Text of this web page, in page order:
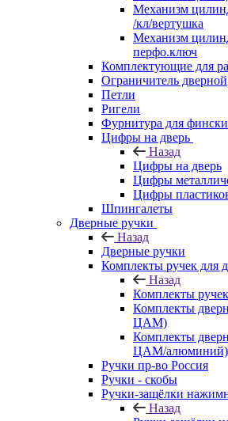
Механизм
/кл/вертушка
Механизм
перфо.ключ
Комплектующие для
Ограничитель дверной
Петли
Ригели
Фурнитура для
Цифры на дверь
Назад
Цифры на дверь
Цифры
Цифры
Шпингалеты
Дверные ручки
Назад
Дверные ручки
Комплекты ручек для
Назад
Комплекты
Комплекты
ЦАМ)
Комплекты
ЦАМ/алюминий)
Ручки пр-во Россия
Ручки - скобы
Ручки-защёлки
Назад